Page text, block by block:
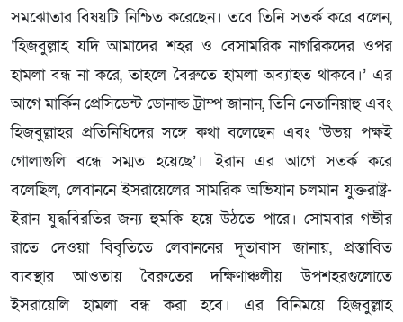
সমঝোতার বিষয়টি নিশ্চিত করেছেন। তবে তিনি সতর্ক করে বলেন,
‘হিজবুল্লাহ যদি আমাদের শহর ও বেসামরিক নাগরিকদের ওপর
হামলা বন্ধ না করে, তাহলে বৈরুতে হামলা অব্যাহত থাকবে।’ এর
আগে মার্কিন প্রেসিডেন্ট ডোনাল্ড ট্রাম্প জানান, তিনি নেতানিয়াহু এবং
হিজবুল্লাহর প্রতিনিধিদের সঙ্গে কথা বলেছেন এবং ‘উভয় পক্ষই
গোলাগুলি বন্ধে সম্মত হয়েছে’। ইরান এর আগে সতর্ক করে
বলেছিল, লেবাননে ইসরায়েলের সামরিক অভিযান চলমান যুক্তরাষ্ট্র-
ইরান যুদ্ধবিরতির জন্য হুমকি হয়ে উঠতে পারে। সোমবার গভীর
রাতে দেওয়া বিবৃতিতে লেবাননের দূতাবাস জানায়, প্রস্তাবিত
ব্যবস্থার আওতায় বৈরুতের দক্ষিণাঞ্চলীয় উপশহরগুলোতে
ইসরায়েলি হামলা বন্ধ করা হবে। এর বিনিময়ে হিজবুল্লাহ